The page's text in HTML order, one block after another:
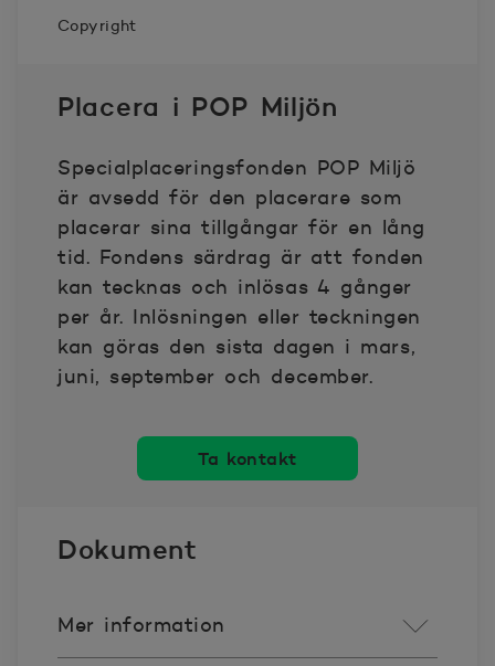
Copyright
Placera i POP Miljön
Specialplaceringsfonden POP Miljö
är avsedd för den placerare som
placerar sina tillgångar för en lång
tid. Fondens särdrag är att fonden
kan tecknas och inlösas 4 gånger
per år. Inlösningen eller teckningen
kan göras den sista dagen i mars,
juni, september och december.
Ta kontakt
Dokument
Mer information